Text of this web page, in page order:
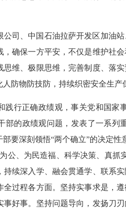
司、中国石油拉萨开发区加油
确保一方平安，不仅是维护社
维、极限思维，完善制度、落
防物防技防，持续织密安全生产
践行正确政绩观，事关党和国
部的政绩观问题，发表了一系
要深刻领悟“两个确立”的决定
公、为民造福、科学决策、真
持续深入学、融会贯通学、联系
全过程各方面。坚持实事求是，
事好事。坚持问题导向，发扬刀